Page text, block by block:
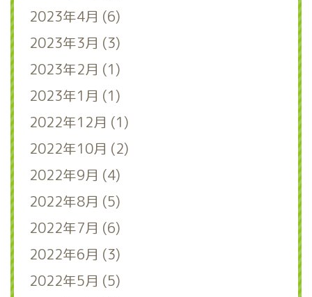
2023年4月 (6)
2023年3月 (3)
2023年2月 (1)
2023年1月 (1)
2022年12月 (1)
2022年10月 (2)
2022年9月 (4)
2022年8月 (5)
2022年7月 (6)
2022年6月 (3)
2022年5月 (5)